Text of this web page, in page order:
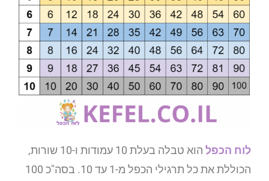
לוח הכפל
הוא טבלה בעלת 10 עמודות ו-10 שורות,
הכוללת את כל תרגילי הכפל מ-1 עד 10. בסה"כ 100